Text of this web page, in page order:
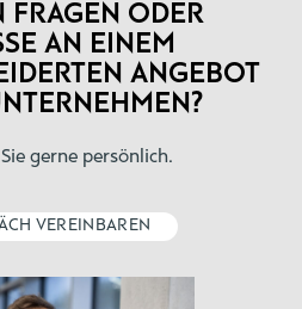
FRAGEN ODER
AN EINEM
ANGEBOT F
gerne persönlich.
VEREINBAREN